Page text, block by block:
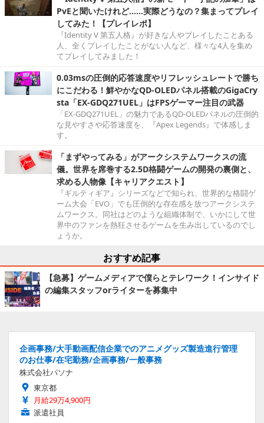
PvEと聞いたけれど……実際どうなの？集まってプレイ
してみた！【プレイレポ】
『Identity V 第五人格』が好きな人やプレイしたことある
人、全くプレイしたことがない人など、様々な4人を集め
てプレイしてみました！
0.03msの圧倒的応答速度やリフレッシュレートで勝ち
にこだわる！鮮やかなQD-OLEDパネル搭載のGigaCry
sta「EX-GDQ271UEL」はFPSゲーマー注目の武器
「EX-GDQ271UEL」の魅力であるQD-OLEDパネルの圧倒的
な見やすさや応答速度を、『Apex Legends』で体感しま
す。
「まずやってみる」がアークシステムワークスの流
儀。世界を席巻する2.5D格闘ゲームの開発の裏側と、
求める人物像【キャリアクエスト】
『ギルティギア』シリーズなどで知られ、世界的な格闘ゲ
ーム大会「EVO」でも圧倒的な存在感を放つアークシステ
ムワークス。同社はどのような組織体制で、いかにして世
界中のファンを熱狂させるゲームを生み出しているのでし
ょうか。
おすすめ記事
【急募】ゲームメディアで僕らとテレワーク！インサイド
の編集スタッフorライターを募集中
企画事務/大手動画配信企業でのアニメグッズ製造進行管理
のお仕事/在宅勤務/企画事務/一般事務
株式会社パソナ
東京都
月給29万4,900円
派遣社員